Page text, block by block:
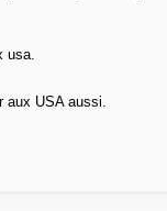
usa.
aux USA aussi.